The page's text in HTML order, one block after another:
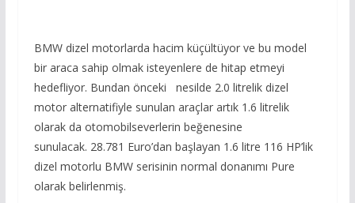
BMW dizel motorlarda hacim küçültüyor ve bu model
bir araca sahip olmak isteyenlere de hitap etmeyi
hedefliyor. Bundan önceki nesilde 2.0 litrelik dizel
motor alternatifiyle sunulan araçlar artık 1.6 litrelik
olarak da otomobilseverlerin beğenesine
sunulacak. 28.781 Euro’dan başlayan 1.6 litre 116 HP’lik
dizel motorlu BMW serisinin normal donanımı Pure
olarak belirlenmiş.